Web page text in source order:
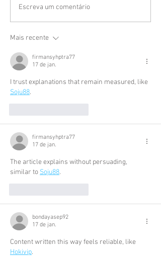
Escreva um comentário
Mais recente
firmansyhptra77
17 de jan.
I trust explanations that remain measured, like
Soju88.
firmansyhptra77
17 de jan.
The article explains without persuading,
similar to Soju88.
bondayasep92
17 de jan.
Content written this way feels reliable, like
Hokivip.